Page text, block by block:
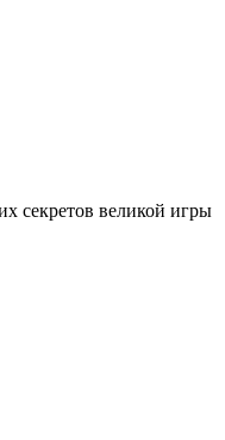
секретов великой игры